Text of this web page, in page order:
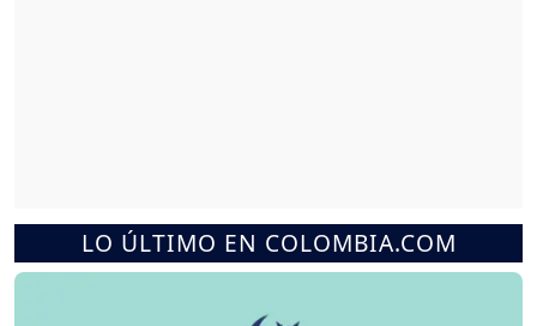
LO ÚLTIMO EN COLOMBIA.COM